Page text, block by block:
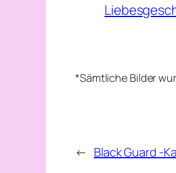
*Sämtliche Bilder
← Black Guard -